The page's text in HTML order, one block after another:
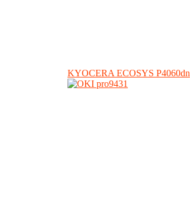
KYOCERA ECOSYS P4060dn